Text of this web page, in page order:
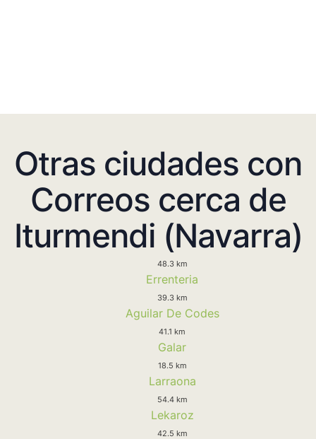
Otras ciudades con
Correos cerca de
Iturmendi (Navarra)
48.3 km
Errenteria
39.3 km
Aguilar De Codes
41.1 km
Galar
18.5 km
Larraona
54.4 km
Lekaroz
42.5 km